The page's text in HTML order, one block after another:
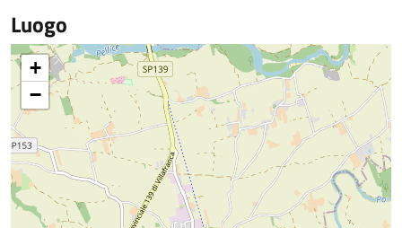
Luogo
+
−